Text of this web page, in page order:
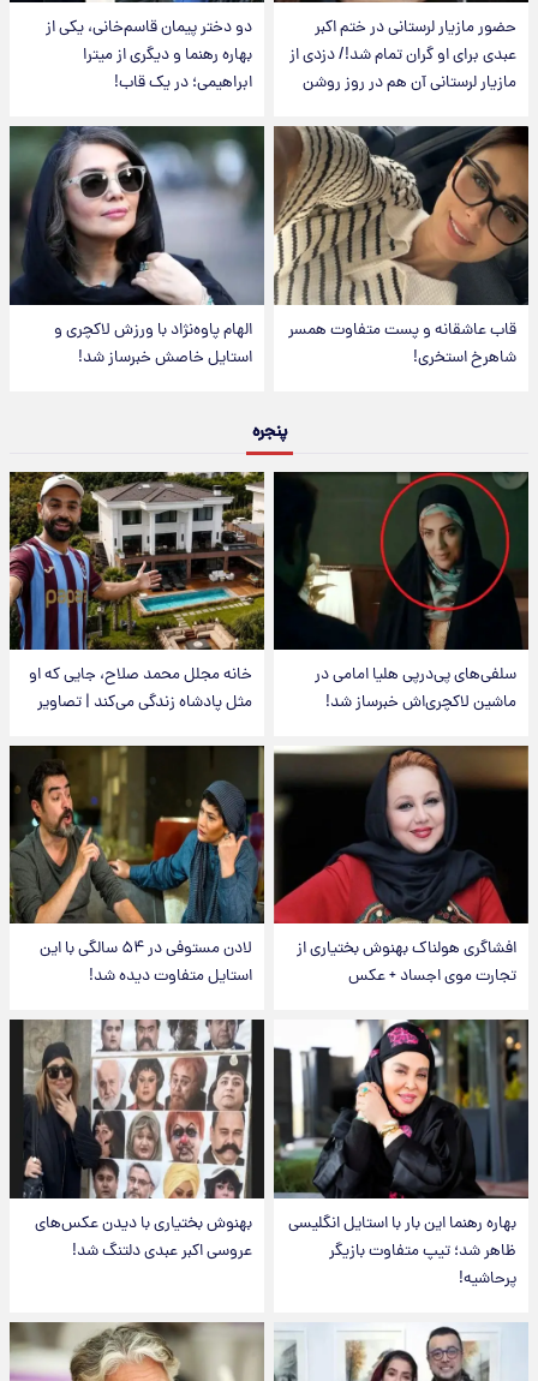
حضور مازیار لرستانی در ختم اکبر
عبدی برای او گران تمام شد!/ دزدی از
مازیار لرستانی آن هم در روز روشن
دو دختر پیمان قاسم‌خانی، یکی از
بهاره رهنما و دیگری از میترا
ابراهیمی؛ در یک قاب!
قاب عاشقانه و پست متفاوت همسر
شاهرخ استخری!
الهام پاوه‌نژاد با ورزش لاکچری و
استایل خاصش خبرساز شد!
پنجره
سلفی‌های پی‌درپی هلیا امامی در
ماشین لاکچری‌اش خبرساز شد!
خانه مجلل محمد صلاح، جایی که او
مثل پادشاه زندگی می‌کند | تصاویر
افشاگری هولناک بهنوش بختیاری از
تجارت موی اجساد + عکس
لادن مستوفی در ۵۴ سالگی با این
استایل متفاوت دیده شد!
بهاره رهنما این بار با استایل انگلیسی
ظاهر شد؛ تیپ متفاوت بازیگر
پرحاشیه!
بهنوش بختیاری با دیدن عکس‌های
عروسی اکبر عبدی دلتنگ شد!